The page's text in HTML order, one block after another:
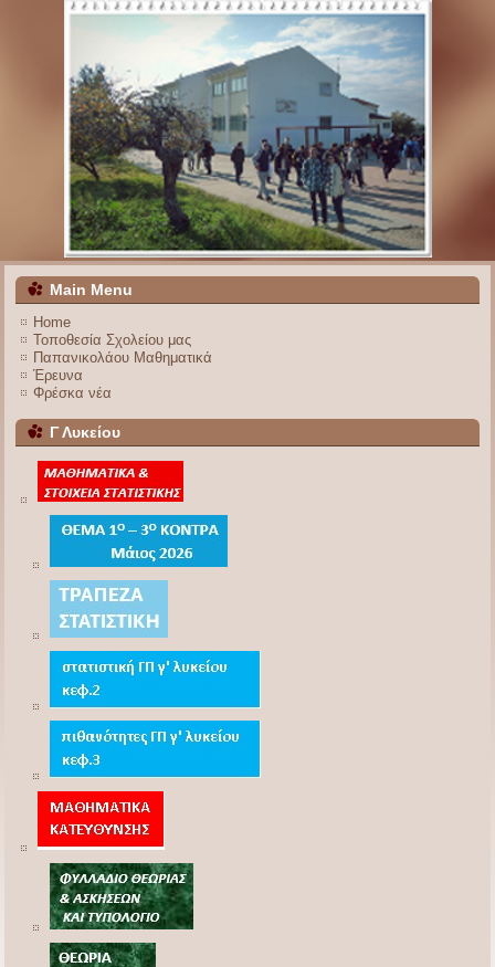
Main Menu
Home
Τοποθεσία Σχολείου μας
Παπανικολάου Μαθηματικά
Έρευνα
Φρέσκα νέα
Γ Λυκείου